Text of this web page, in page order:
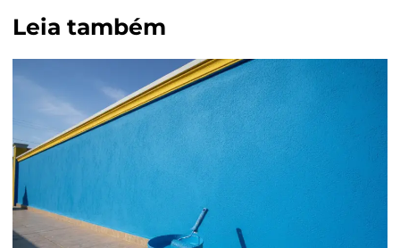
Leia também